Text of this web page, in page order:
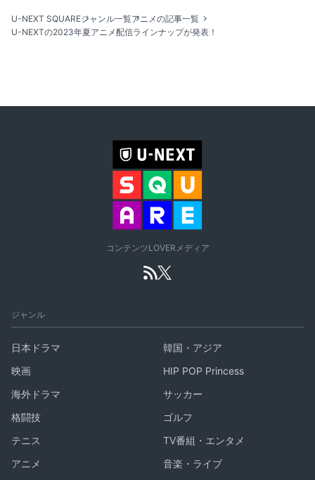
U-NEXT SQUAREジャンル一覧アニメの記事一覧
U-NEXTの2023年夏アニメ配信ラインナップが発表！
コンテンツLOVERメディア
ジャンル
日本ドラマ
韓国・アジア
映画
HIP POP Princess
海外ドラマ
サッカー
格闘技
ゴルフ
テニス
TV番組・エンタメ
アニメ
音楽・ライブ